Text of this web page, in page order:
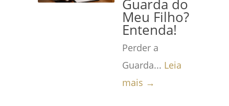
Guarda do
Meu Filho?
Entenda!
Perder a
Guarda... Leia
mais →